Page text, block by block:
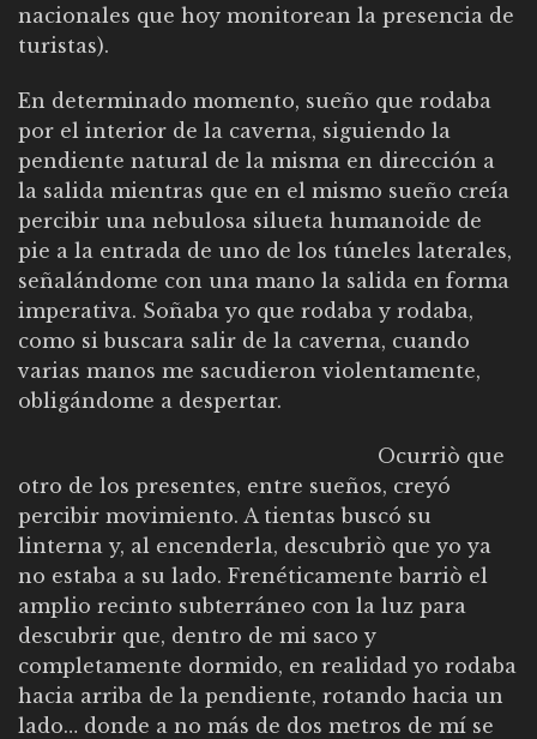
nacionales que hoy monitorean la presencia de
turistas).
En determinado momento, sueño que rodaba
por el interior de la caverna, siguiendo la
pendiente natural de la misma en dirección a
la salida mientras que en el mismo sueño creía
percibir una nebulosa silueta humanoide de
pie a la entrada de uno de los túneles laterales,
señalándome con una mano la salida en forma
imperativa. Soñaba yo que rodaba y rodaba,
como si buscara salir de la caverna, cuando
varias manos me sacudieron violentamente,
obligándome a despertar.
Ocurriò que
otro de los presentes, entre sueños, creyó
percibir movimiento. A tientas buscó su
linterna y, al encenderla, descubriò que yo ya
no estaba a su lado. Frenéticamente barriò el
amplio recinto subterráneo con la luz para
descubrir que, dentro de mi saco y
completamente dormido, en realidad yo rodaba
hacia arriba de la pendiente, rotando hacia un
lado… donde a no más de dos metros de mí se